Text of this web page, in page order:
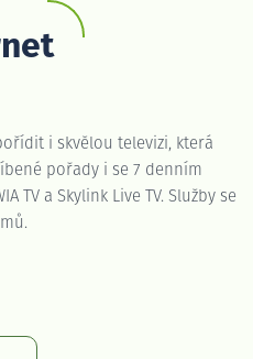
i skvělou televizi, která
pořady i se 7 denním
TV a Skylink Live TV. Služby se